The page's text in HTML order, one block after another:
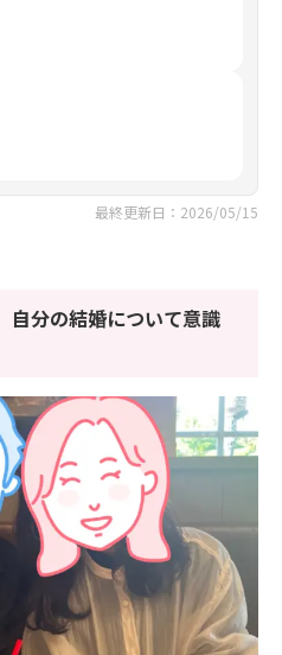
最終更新日：2026/05/15
自分の結婚について意識